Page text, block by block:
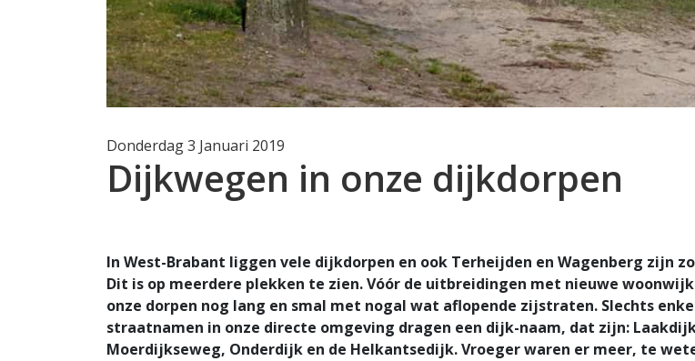
Donderdag 3 Januari 2019
Dijkwegen in onze dijkdorpen
In West-Brabant liggen vele dijkdorpen en ook Terheijden en Wagenberg zijn
Dit is op meerdere plekken te zien. Vóór de uitbreidingen met nieuwe
onze dorpen nog lang en smal met nogal wat aflopende zijstraten. Slechts
straatnamen in onze directe omgeving dragen een dijk-naam, dat zijn:
Moerdijkseweg, Onderdijk en de Helkantsedijk. Vroeger waren er meer, te